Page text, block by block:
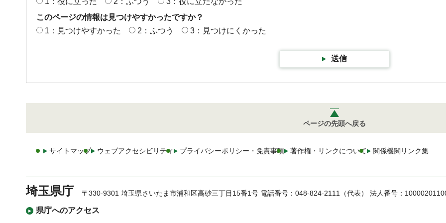
このページの情報は見つけやすかったですか？
1：見つけやすかった
2：ふつう 3：見つけにくかった
送信
ページの先頭へ戻る
サイトマップ ウェブアクセシビリティ プライバシーポリシー・免責事項 著作権・リンクについて 関係機関リンク集
埼玉県庁
県庁へのアクセス
〒330-9301 埼玉県さいたま市浦和区高砂三丁目15番1号 電話番号：048-824-2111（代表） 法人番号：